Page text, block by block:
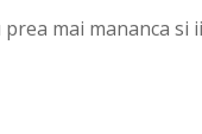
mai mananca si